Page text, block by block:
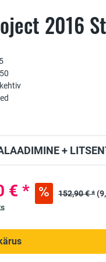
2016
+
€ * 152,90 € *
kärus